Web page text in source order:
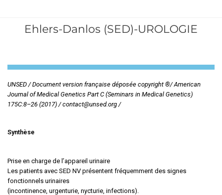
Ehlers-Danlos (SED)-UROLOGIE
UNSED / Document version française déposée copyright ®/ American
Journal of Medical Genetics Part C (Seminars in Medical Genetics)
175C:8–26 (2017) / contact@unsed.org /
Synthèse
Prise en charge de l’appareil urinaire
Les patients avec SED NV présentent fréquemment des signes
fonctionnels urinaires
(incontinence, urgenturie, nycturie, infections).